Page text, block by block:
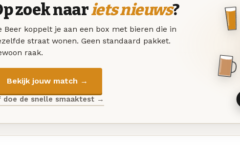
zoek naariets nieuws?
Beer koppelt je aan een box met bieren die in
straat wonen. Geen standaard pakket.
raak.
Bekijk jouw match →
doe de snelle smaaktest →